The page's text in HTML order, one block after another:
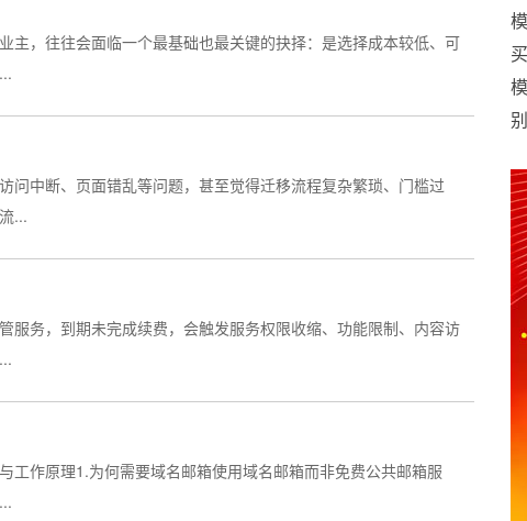
主，往往会面临一个最基础也最关键的抉择：是选择成本较低、可
问中断、页面错乱等问题，甚至觉得迁移流程复杂繁琐、门槛过
...
服务，到期未完成续费，会触发服务权限收缩、功能限制、内容访
工作原理1.为何需要域名邮箱使用域名邮箱而非免费公共邮箱服